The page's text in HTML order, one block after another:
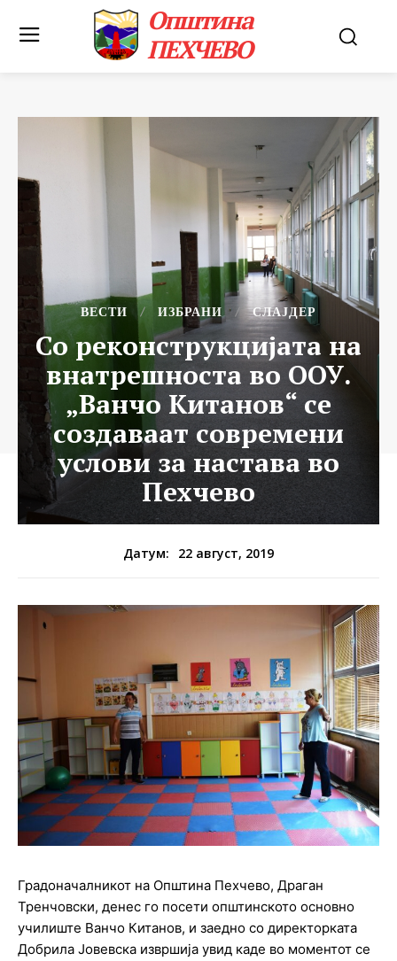
Општина
ПЕХЧЕВО
ВЕСТИ ИЗБРАНИ СЛАЈДЕР
Со реконструкцијата на
внатрешноста во ООУ.
„Ванчо Китанов“ се
создаваат современи
услови за настава во
Пехчево
Датум: 22 август, 2019
Градоначалникот на Општина Пехчево, Драган
Тренчовски, денес го посети општинското основно
училиште Ванчо Китанов, и заедно со директорката
Добрила Јовевска извршија увид каде во моментот се